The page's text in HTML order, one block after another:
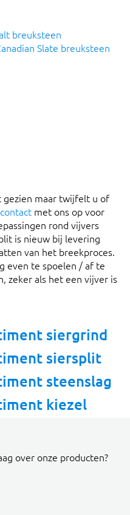
breuksteen
Slate breuksteen
gezien maar twijfelt u of
contact met ons op voor
rond vijvers
is nieuw bij levering
van het breekproces.
even te spoelen / af te
zeker als het een vijver is
siergrind
siersplit
steenslag
kiezel
over onze producten?